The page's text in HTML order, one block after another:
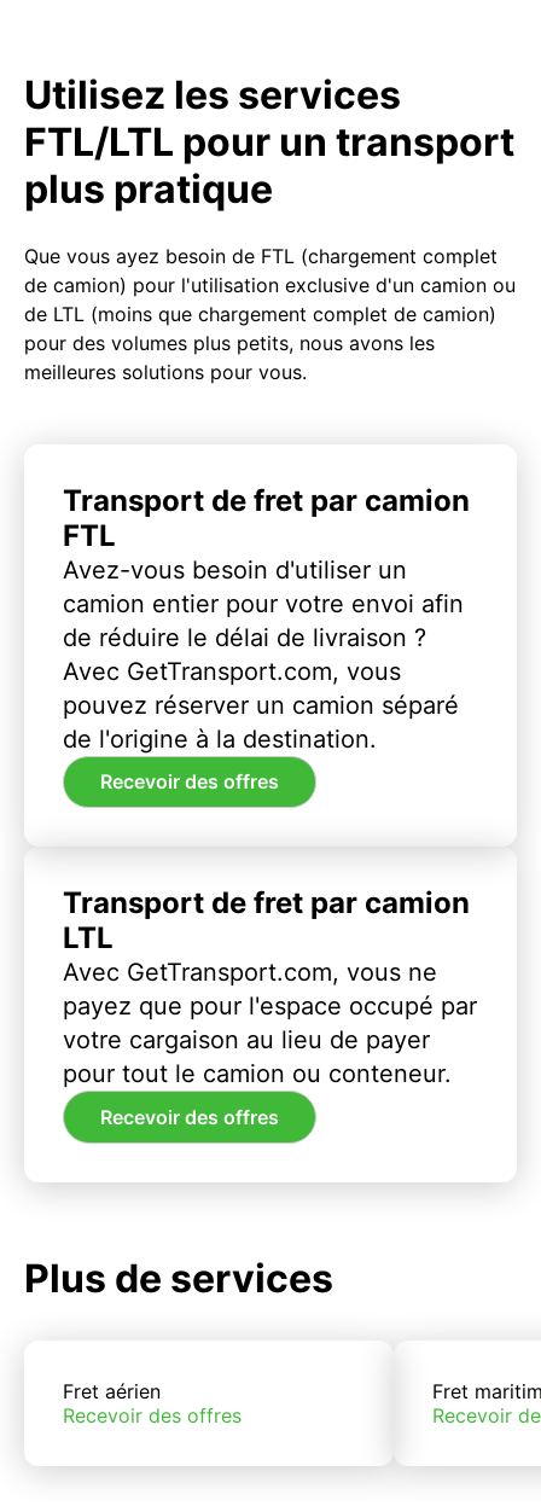
Utilisez les services
FTL/LTL pour un transport
plus pratique
Que vous ayez besoin de FTL (chargement complet
de camion) pour l'utilisation exclusive d'un camion ou
de LTL (moins que chargement complet de camion)
pour des volumes plus petits, nous avons les
meilleures solutions pour vous.
Transport de fret par camion
FTL
Avez-vous besoin d'utiliser un
camion entier pour votre envoi afin
de réduire le délai de livraison ?
Avec GetTransport.com, vous
pouvez réserver un camion séparé
de l'origine à la destination.
Recevoir des offres
Transport de fret par camion
LTL
Avec GetTransport.com, vous ne
payez que pour l'espace occupé par
votre cargaison au lieu de payer
pour tout le camion ou conteneur.
Recevoir des offres
Plus de services
Fret aérien
Recevoir des offres
Fret
Recevoir